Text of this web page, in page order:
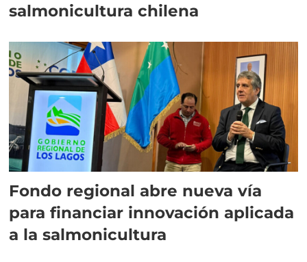
salmonicultura chilena
Fondo regional abre nueva vía
para financiar innovación aplicada
a la salmonicultura